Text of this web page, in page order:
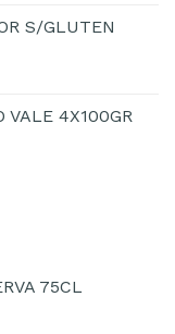
S/GLUTEN
VALE 4X100GR
75CL